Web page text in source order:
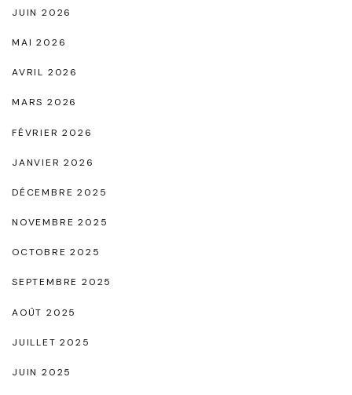
m
o
n
I
n
JUIN 2026
MAI 2026
AVRIL 2026
MARS 2026
FÉVRIER 2026
JANVIER 2026
DÉCEMBRE 2025
NOVEMBRE 2025
OCTOBRE 2025
SEPTEMBRE 2025
AOÛT 2025
JUILLET 2025
JUIN 2025